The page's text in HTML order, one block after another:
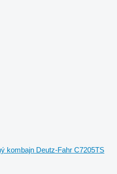
kombajn Deutz-Fahr C7205TS